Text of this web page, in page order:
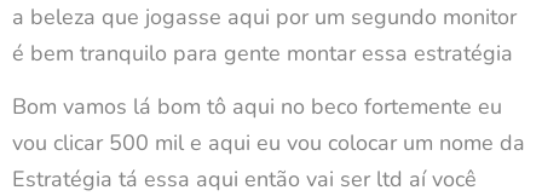
a beleza que jogasse aqui por um segundo monitor
é bem tranquilo para gente montar essa estratégia
Bom vamos lá bom tô aqui no beco fortemente eu
vou clicar 500 mil e aqui eu vou colocar um nome da
Estratégia tá essa aqui então vai ser ltd aí você